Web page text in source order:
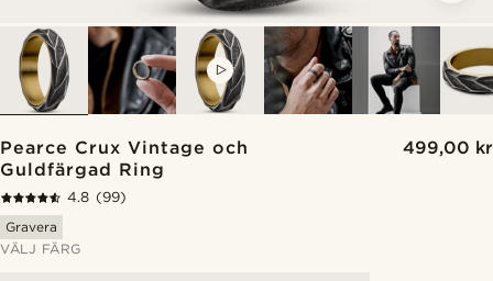
VIDEO
Pearce Crux Vintage och
Guldfärgad Ring
499,00 kr
4.8 (99)
Gravera
VÄLJ FÄRG